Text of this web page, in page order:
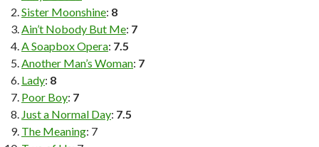
Sister Moonshine: 8
Ain’t Nobody But Me: 7
A Soapbox Opera: 7.5
Another Man’s Woman: 7
Lady: 8
Poor Boy: 7
Just a Normal Day: 7.5
The Meaning: 7